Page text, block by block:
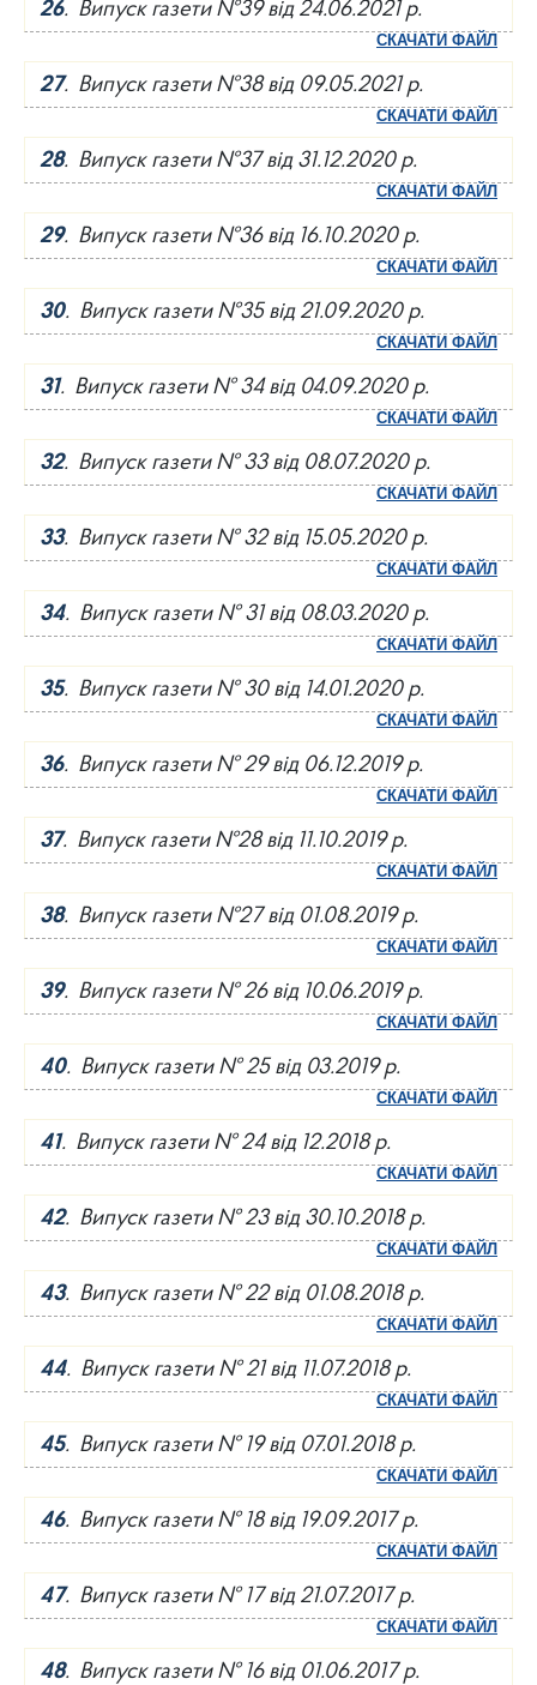
26. Випуск газети №39 від 24.06.2021 р.
СКАЧАТИ ФАЙЛ
27. Випуск газети №38 від 09.05.2021 р.
СКАЧАТИ ФАЙЛ
28. Випуск газети №37 від 31.12.2020 р.
СКАЧАТИ ФАЙЛ
29. Випуск газети №36 від 16.10.2020 р.
СКАЧАТИ ФАЙЛ
30. Випуск газети №35 від 21.09.2020 р.
СКАЧАТИ ФАЙЛ
31. Випуск газети № 34 від 04.09.2020 р.
СКАЧАТИ ФАЙЛ
32. Випуск газети № 33 від 08.07.2020 р.
СКАЧАТИ ФАЙЛ
33. Випуск газети № 32 від 15.05.2020 р.
СКАЧАТИ ФАЙЛ
34. Випуск газети № 31 від 08.03.2020 р.
СКАЧАТИ ФАЙЛ
35. Випуск газети № 30 від 14.01.2020 р.
СКАЧАТИ ФАЙЛ
36. Випуск газети № 29 від 06.12.2019 р.
СКАЧАТИ ФАЙЛ
37. Випуск газети №28 від 11.10.2019 р.
СКАЧАТИ ФАЙЛ
38. Випуск газети №27 від 01.08.2019 р.
СКАЧАТИ ФАЙЛ
39. Випуск газети № 26 від 10.06.2019 р.
СКАЧАТИ ФАЙЛ
40. Випуск газети № 25 від 03.2019 р.
СКАЧАТИ ФАЙЛ
41. Випуск газети № 24 від 12.2018 р.
СКАЧАТИ ФАЙЛ
42. Випуск газети № 23 від 30.10.2018 р.
СКАЧАТИ ФАЙЛ
43. Випуск газети № 22 від 01.08.2018 р.
СКАЧАТИ ФАЙЛ
44. Випуск газети № 21 від 11.07.2018 р.
СКАЧАТИ ФАЙЛ
45. Випуск газети № 19 від 07.01.2018 р.
СКАЧАТИ ФАЙЛ
46. Випуск газети № 18 від 19.09.2017 р.
СКАЧАТИ ФАЙЛ
47. Випуск газети № 17 від 21.07.2017 р.
СКАЧАТИ ФАЙЛ
48. Випуск газети № 16 від 01.06.2017 р.